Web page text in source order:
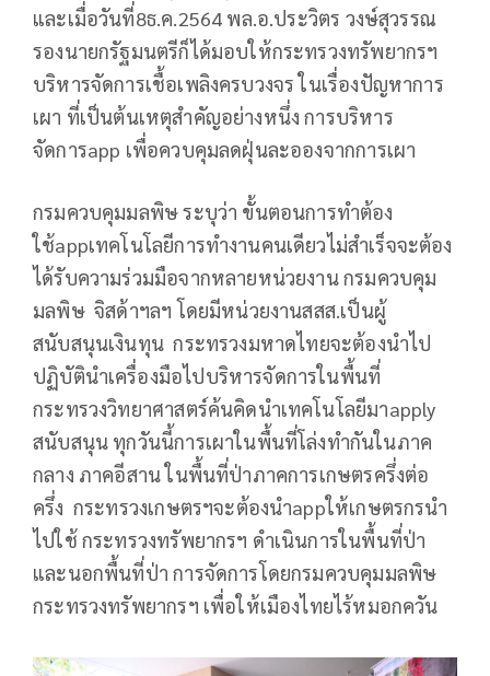
และเมื่อวันที่8ธ.ค.2564 พล.อ.ประวิตร วงษ์สุวรรณ
รองนายกรัฐมนตรีก็ได้มอบให้กระทรวงทรัพยากรฯ
บริหารจัดการเชื้อเพลิงครบวงจร ในเรื่องปัญหาการ
เผา ที่เป็นต้นเหตุสำคัญอย่างหนึ่ง การบริหาร
จัดการapp เพื่อควบคุมลดฝุ่นละอองจากการเผา
กรมควบคุมมลพิษ ระบุว่า ขั้นตอนการทำต้อง
ใช้appเทคโนโลยีการทำงานคนเดียวไม่สำเร็จจะต้อง
ได้รับความร่วมมือจากหลายหน่วยงาน กรมควบคุม
มลพิษ จิสด้าฯลฯ โดยมีหน่วยงานสสส.เป็นผู้
สนับสนุนเงินทุน กระทรวงมหาดไทยจะต้องนำไป
ปฏิบัตินำเครื่องมือไปบริหารจัดการในพื้นที่
กระทรวงวิทยาศาสตร์ค้นคิดนำเทคโนโลยีมาapply
สนับสนุน ทุกวันนี้การเผาในพื้นที่โล่งทำกันในภาค
กลาง ภาคอีสาน ในพื้นที่ป่าภาคการเกษตรครึ่งต่อ
ครึ่ง กระทรวงเกษตรฯจะต้องนำappให้เกษตรกรนำ
ไปใช้ กระทรวงทรัพยากรฯ ดำเนินการในพื้นที่ป่า
และนอกพื้นที่ป่า การจัดการโดยกรมควบคุมมลพิษ
กระทรวงทรัพยากรฯ เพื่อให้เมืองไทยไร้หมอกควัน